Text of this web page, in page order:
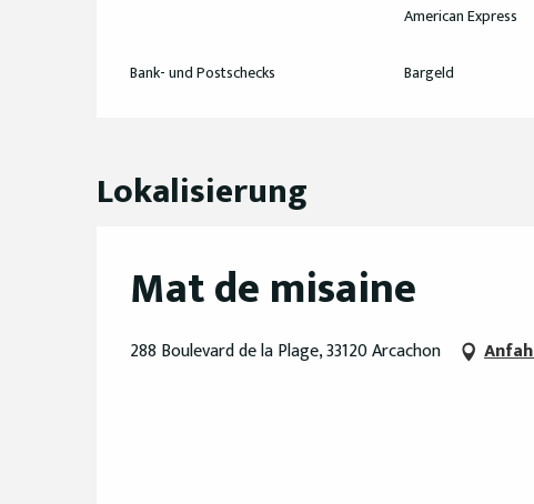
American Express
Bank- und Postschecks Bargeld
Lokalisierung
Mat de misaine
288 Boulevard de la Plage, 33120 Arcachon